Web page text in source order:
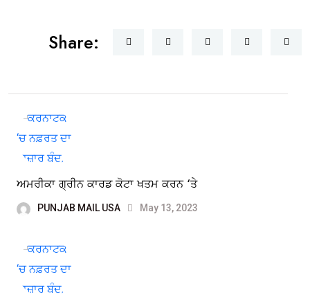
Share:
ਅਮਰੀਕਾ ਗ੍ਰੀਨ ਕਾਰਡ ਕੋਟਾ ਖਤਮ ਕਰਨ ‘ਤੇ
PUNJAB MAIL USA May 13, 2023